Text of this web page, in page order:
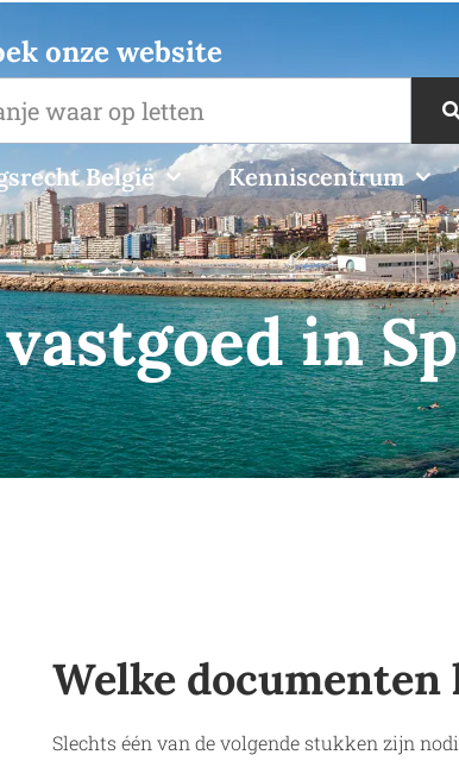
onze website
België Kenniscentrum
in
Welke documenten
Slechts één van de volgende stukken zijn